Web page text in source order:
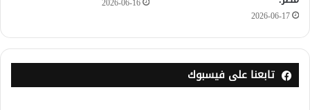
2026-06-17
2026-06-16
تابعنا على فيسبوك